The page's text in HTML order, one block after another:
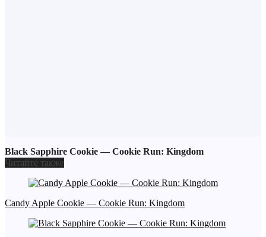
Black Sapphire Cookie — Cookie Run: Kingdom
Читайте также
Candy Apple Cookie — Cookie Run: Kingdom